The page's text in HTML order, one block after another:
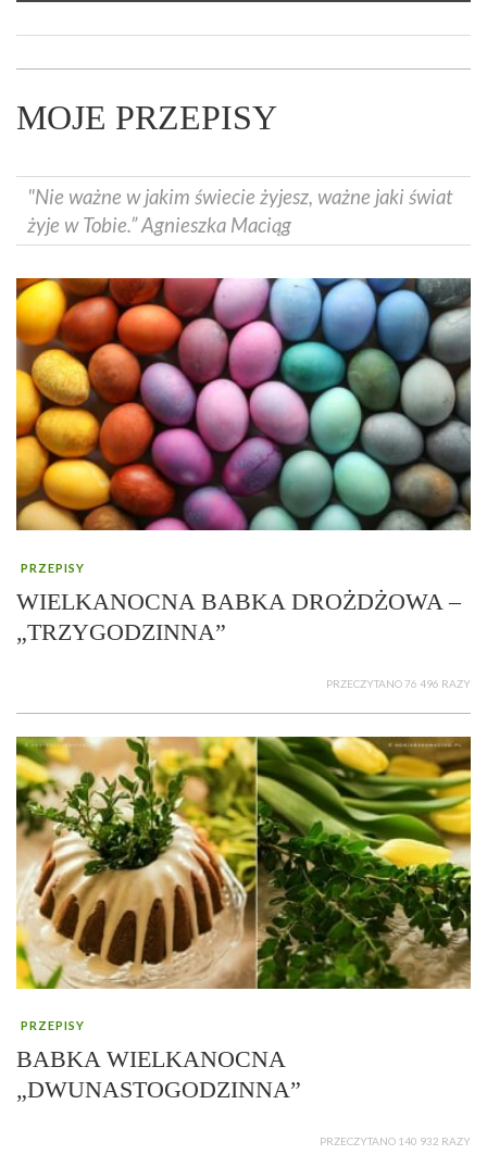
MOJE PRZEPISY
"Nie ważne w jakim świecie żyjesz, ważne jaki świat
żyje w Tobie.” Agnieszka Maciąg
PRZEPISY
WIELKANOCNA BABKA DROŻDŻOWA –
„TRZYGODZINNA”
PRZECZYTANO 76 496 RAZY
PRZEPISY
BABKA WIELKANOCNA
„DWUNASTOGODZINNA”
PRZECZYTANO 140 932 RAZY